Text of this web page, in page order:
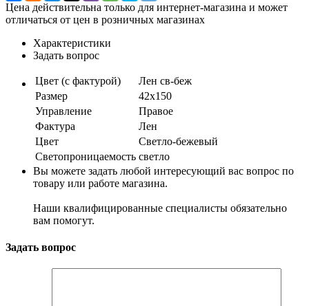
Цена действительна только для интернет-магазина и может
отличаться от цен в розничных магазинах
Характеристики
Задать вопрос
Цвет (с фактурой)
Лен св-беж
Размер
42х150
Управление
Правое
Фактура
Лен
Цвет
Светло-бежевый
Светопроницаемость светло
Вы можете задать любой интересующий вас вопрос по
товару или работе магазина.
Наши квалифицированные специалисты обязательно
вам помогут.
Задать вопрос